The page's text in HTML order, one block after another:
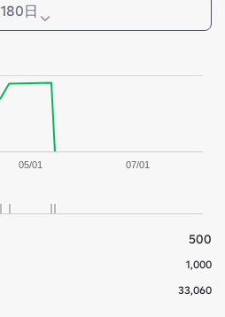
180日
05/01 07/01
500
1,000
33,060